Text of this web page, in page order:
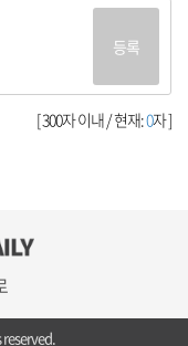
등록
[ 300자 이내 / 현재:0자 ]